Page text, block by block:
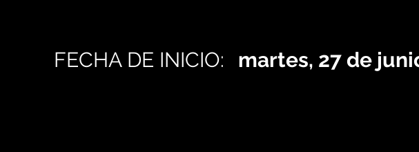
FECHA DE INICIO: martes, 27 de